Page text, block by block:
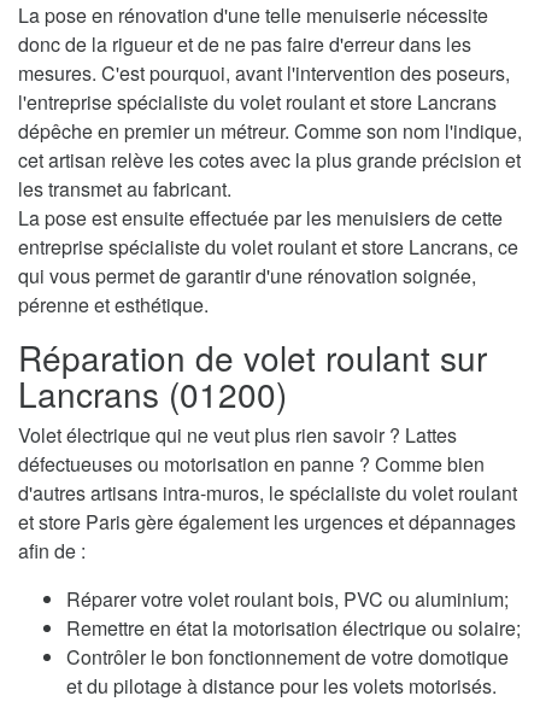
La pose en rénovation d'une telle menuiserie nécessite
donc de la rigueur et de ne pas faire d'erreur dans les
mesures. C'est pourquoi, avant l'intervention des poseurs,
l'entreprise spécialiste du volet roulant et store Lancrans
dépêche en premier un métreur. Comme son nom l'indique,
cet artisan relève les cotes avec la plus grande précision et
les transmet au fabricant.
La pose est ensuite effectuée par les menuisiers de cette
entreprise spécialiste du volet roulant et store Lancrans, ce
qui vous permet de garantir d'une rénovation soignée,
pérenne et esthétique.
Réparation de volet roulant sur
Lancrans (01200)
Volet électrique qui ne veut plus rien savoir ? Lattes
défectueuses ou motorisation en panne ? Comme bien
d'autres artisans intra-muros, le spécialiste du volet roulant
et store Paris gère également les urgences et dépannages
afin de :
Réparer votre volet roulant bois, PVC ou aluminium;
Remettre en état la motorisation électrique ou solaire;
Contrôler le bon fonctionnement de votre domotique
et du pilotage à distance pour les volets motorisés.